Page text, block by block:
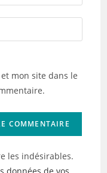
mon site dans le
les indésirables.